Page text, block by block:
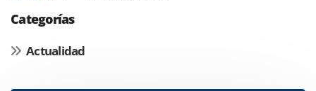
Categorías
Actualidad